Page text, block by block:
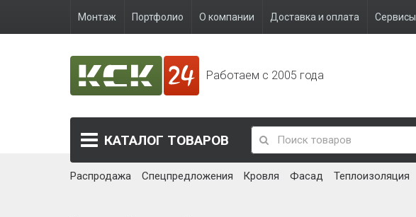
Монтаж Портфолио О компании Доставка и оплата Сервисы
Работаем с 2005 года
КАТАЛОГ ТОВАРОВ
Распродажа Спецпредложения Кровля Фасад Теплоизоляция